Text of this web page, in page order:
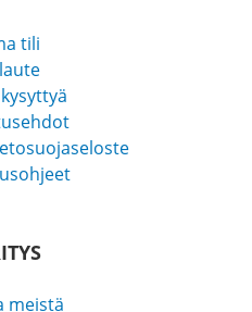
tili
meistä